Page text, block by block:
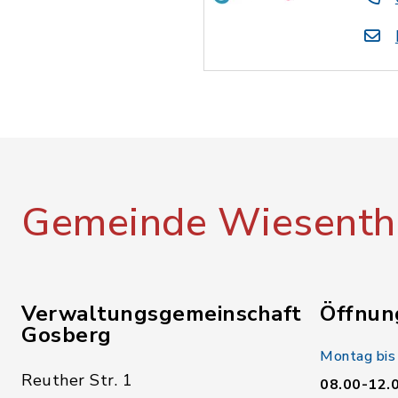
Gemeinde
Verwaltungsgemeinschaft
Gosberg
Reuther Str. 1
Montag
08.00-